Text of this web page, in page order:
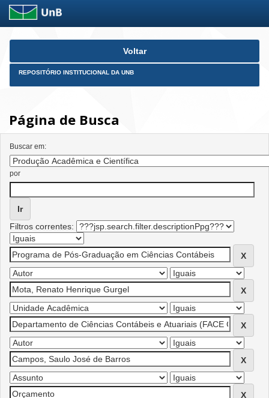
Skip
Voltar
REPOSITÓRIO INSTITUCIONAL DA UNB
Página de Busca
Buscar em:
por
Filtros correntes: